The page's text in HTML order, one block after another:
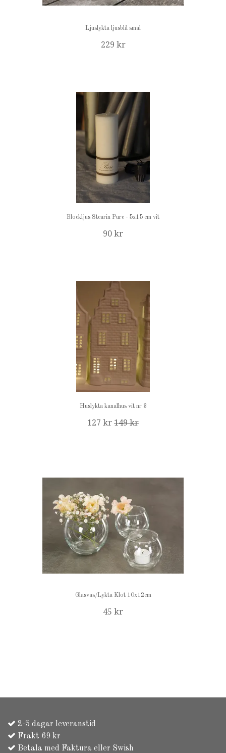
Ljuslykta ljusblå smal
229 kr
Blockljus Stearin Pure - 5x15 cm vit
90 kr
Huslykta kanalhus vit nr 3
127 kr 149 kr
Glasvas/Lykta Klot 10x12cm
45 kr
2-5 dagar leveranstid
Frakt 69 kr
Betala med Faktura eller Swish